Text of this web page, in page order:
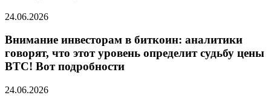
24.06.2026
Внимание инвесторам в биткоин: аналитики
говорят, что этот уровень определит судьбу цены
BTC! Вот подробности
24.06.2026